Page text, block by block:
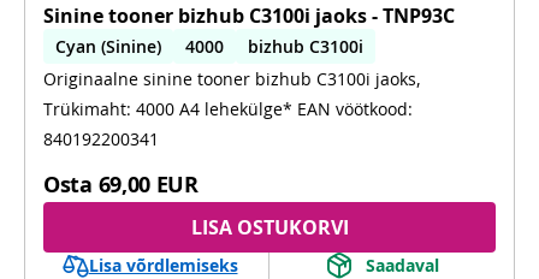
Sinine tooner bizhub C3100i jaoks - TNP93C
Cyan (Sinine) 4000
bizhub C3100i
Originaalne sinine tooner bizhub C3100i jaoks,
Trükimaht: 4000 A4 lehekülge* EAN vöötkood:
840192200341
Osta 69,00 EUR
LISA OSTUKORVI
Lisa võrdlemiseks Saadaval